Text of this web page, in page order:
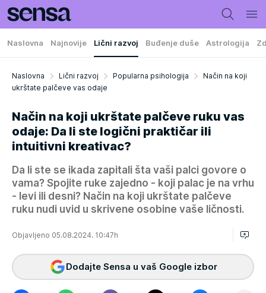
Naslovna Najnovije Lični razvoj Buđenje duše Astrologija
Naslovna Lični razvoj Popularna psihologija
Način na koji
ukrštate palčeve vas odaje
Način na koji ukrštate palčeve ruku vas
odaje: Da li ste logični praktičar ili
intuitivni kreativac?
Da li ste se ikada zapitali šta vaši palci govore o
vama? Spojite ruke zajedno - koji palac je na vrhu
- levi ili desni? Način na koji ukrštate palčeve
ruku nudi uvid u skrivene osobine vaše ličnosti.
Objavljeno 05.08.2024. 10:47h
Dodajte Sensa u vaš Google izbor